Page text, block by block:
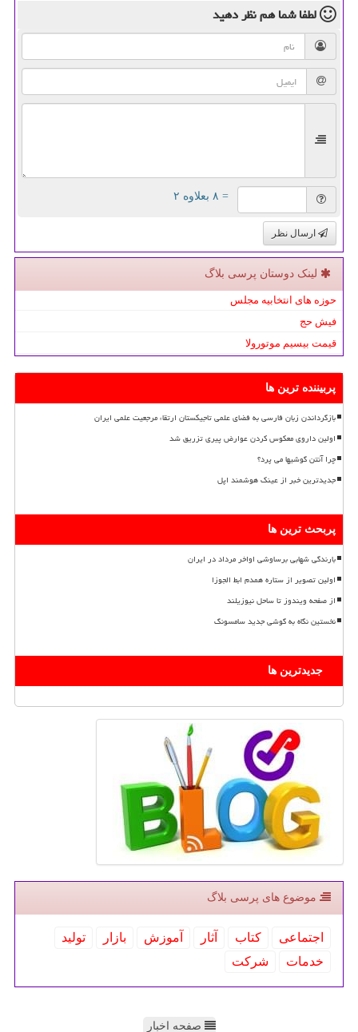
لطفا شما همنظر دهید
= ۸ بعلاوه ۲
ارسال نظر
لینک دوستان پرسی بلاگ
حوزه های انتخابیه مجلس
فیش حج
قیمت بیسیم موتورولا
پربیننده ترین ها
بازگرداندن زبان فارسی به فضای علمی تاجیکستان ارتقاء مرجعیت علمی ایران
اولین داروی معکوس کردن عوارض پیری تزریق شد
چرا آنتن گوشیها می پرد؟
جدیدترین خبر از عینک هوشمند اپل
پربحث ترین ها
بارندگی شهابی برساوشی اواخر مرداد در ایران
اولین تصویر از ستاره همدم ابط الجوزا
از صفحه ویندوز تا ساحل نیوزیلند
نخستین نگاه به گوشی جدید سامسونگ
جدیدترین ها
موضوع های پرسی بلاگ
اجتماعی كتاب آثار آموزش بازار
تولید
خدمات
شركت
صفحه اخبار